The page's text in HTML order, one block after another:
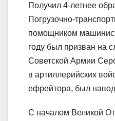
Получил 4-летнее
Погрузочно-
помощником
году был призван на
Советской Армии
в артиллерийских
ефрейтора, был
С началом Великой